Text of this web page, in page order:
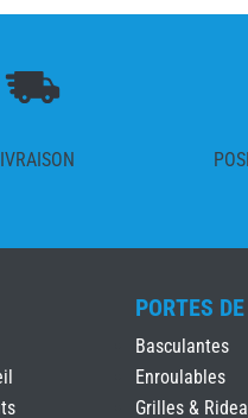
PORTES
Basculantes
Enroulables
Grilles &